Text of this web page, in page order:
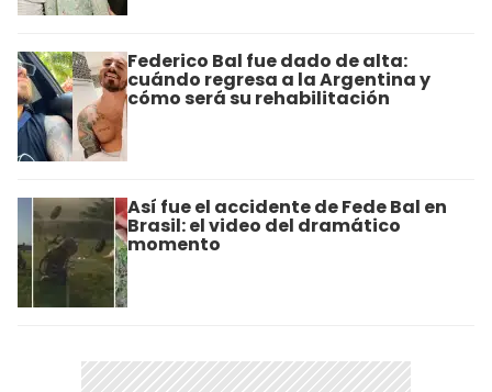
Federico Bal fue dado de alta:
cuándo regresa a la Argentina y
cómo será su rehabilitación
Así fue el accidente de Fede Bal en
Brasil: el video del dramático
momento